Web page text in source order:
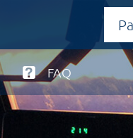
FAQ